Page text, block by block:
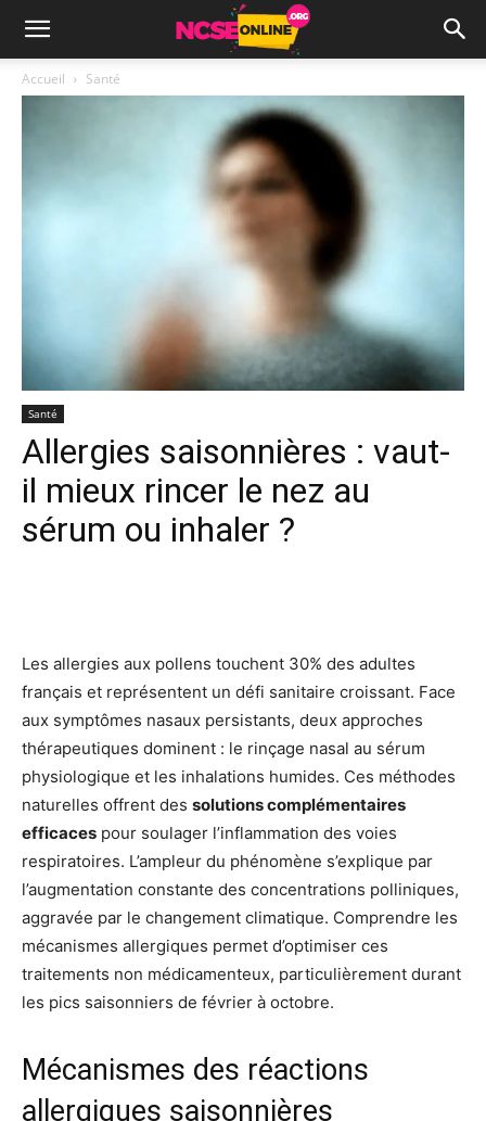
Accueil Santé
Santé
Allergies saisonnières : vaut-
il mieux rincer le nez au
sérum ou inhaler ?
Les allergies aux pollens touchent 30% des adultes
français et représentent un défi sanitaire croissant. Face
aux symptômes nasaux persistants, deux approches
thérapeutiques dominent : le rinçage nasal au sérum
physiologique et les inhalations humides. Ces méthodes
naturelles offrent des solutions complémentaires
efficaces pour soulager l’inflammation des voies
respiratoires. L’ampleur du phénomène s’explique par
l’augmentation constante des concentrations polliniques,
aggravée par le changement climatique. Comprendre les
mécanismes allergiques permet d’optimiser ces
traitements non médicamenteux, particulièrement durant
les pics saisonniers de février à octobre.
Mécanismes des réactions
allergiques saisonnières